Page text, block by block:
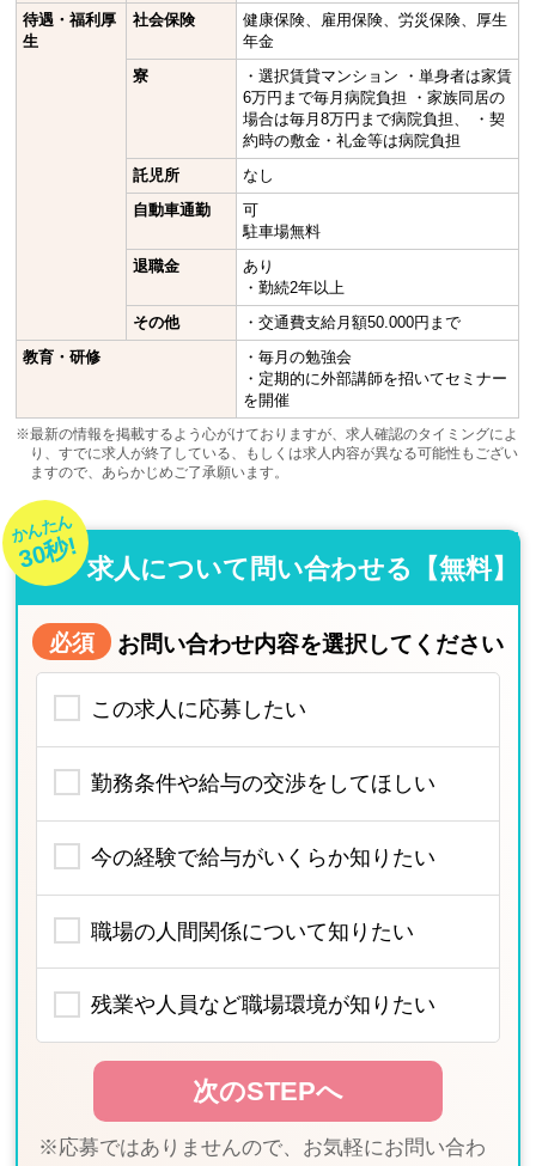
待遇・福利厚
生
社会保険
健康保険、雇用保険、労災保険、厚生
年金
寮
・選択賃貸マンション ・単身者は家賃
6万円まで毎月病院負担 ・家族同居の
場合は毎月8万円まで病院負担、 ・契
約時の敷金・礼金等は病院負担
託児所
なし
自動車通勤
可
駐車場無料
退職金
あり
・勤続2年以上
その他
・交通費支給月額50.000円まで
教育・研修
・毎月の勉強会
・定期的に外部講師を招いてセミナー
を開催
※最新の情報を掲載するよう心がけておりますが、求人確認のタイミングによ
り、すでに求人が終了している、もしくは求人内容が異なる可能性もござい
ますので、あらかじめご了承願います。
かんたん
30秒! 求人について問い合わせる【無料】
必須 お問い合わせ内容を選択してください
この求人に応募したい
勤務条件や給与の交渉をしてほしい
今の経験で給与がいくらか知りたい
職場の人間関係について知りたい
残業や人員など職場環境が知りたい
※応募ではありませんので、お気軽にお問い合わ